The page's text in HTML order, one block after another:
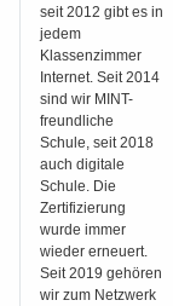
seit 2012 gibt es in
jedem
Klassenzimmer
Internet. Seit 2014
sind wir MINT-
freundliche
Schule, seit 2018
auch digitale
Schule. Die
Zertifizierung
wurde immer
wieder erneuert.
Seit 2019 gehören
wir zum Netzwerk